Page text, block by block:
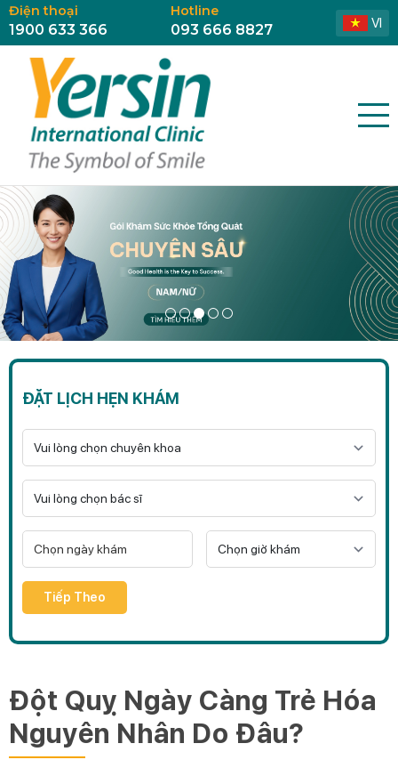
Điện thoại
1900 633 366
Hotline
093 666 8827 VI
ĐẶT LỊCH HẸN KHÁM
Tiếp Theo
Đột Quỵ Ngày Càng Trẻ Hóa
Nguyên Nhân Do Đâu?